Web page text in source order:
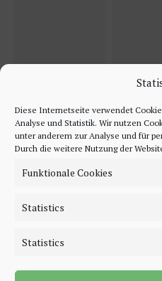
Diese Internetseite verwendet
Analyse und Statistik. Wir nutzen
unter anderem zur Analyse und für
Durch die weitere Nutzung der
Funktionale Cookies
Statistics
Statistics